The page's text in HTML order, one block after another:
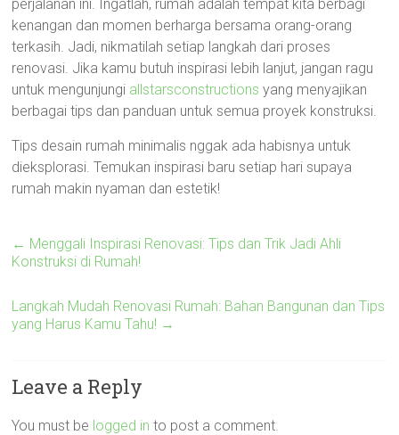
perjalanan ini. Ingatlah, rumah adalah tempat kita berbagi
kenangan dan momen berharga bersama orang-orang
terkasih. Jadi, nikmatilah setiap langkah dari proses
renovasi. Jika kamu butuh inspirasi lebih lanjut, jangan ragu
untuk mengunjungi allstarsconstructions yang menyajikan
berbagai tips dan panduan untuk semua proyek konstruksi.
Tips desain rumah minimalis nggak ada habisnya untuk
dieksplorasi. Temukan inspirasi baru setiap hari supaya
rumah makin nyaman dan estetik!
← Menggali Inspirasi Renovasi: Tips dan Trik Jadi Ahli
Konstruksi di Rumah!
Langkah Mudah Renovasi Rumah: Bahan Bangunan dan Tips
yang Harus Kamu Tahu! →
Leave a Reply
You must be logged in to post a comment.